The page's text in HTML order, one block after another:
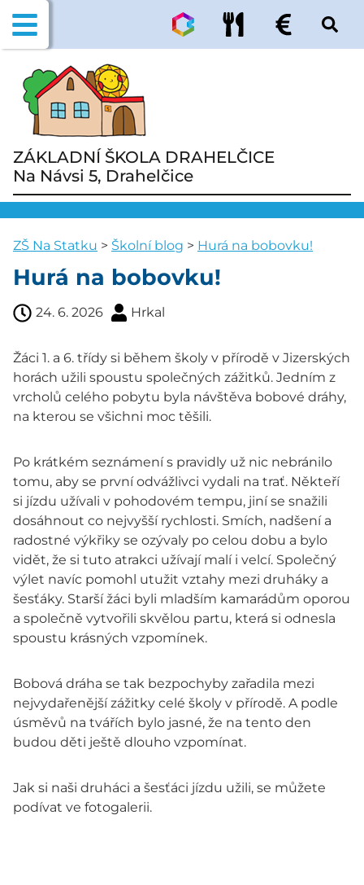
ZÁKLADNÍ ŠKOLA DRAHELČICE
Na Návsi 5, Drahelčice
ZŠ Na Statku > Školní blog > Hurá na bobovku!
Hurá na bobovku!
24. 6. 2026 Hrkal
Žáci 1. a 6. třídy si během školy v přírodě v Jizerských
horách užili spoustu společných zážitků. Jedním z
vrcholů celého pobytu byla návštěva bobové dráhy,
na kterou se všichni moc těšili.
Po krátkém seznámení s pravidly už nic nebránilo
tomu, aby se první odvážlivci vydali na trať. Někteří
si jízdu užívali v pohodovém tempu, jiní se snažili
dosáhnout co nejvyšší rychlosti. Smích, nadšení a
radostné výkřiky se ozývaly po celou dobu a bylo
vidět, že si tuto atrakci užívají malí i velcí. Společný
výlet navíc pomohl utužit vztahy mezi druháky a
šesťáky. Starší žáci byli mladším kamarádům oporou
a společně vytvořili skvělou partu, která si odnesla
spoustu krásných vzpomínek.
Bobová dráha se tak bezpochyby zařadila mezi
nejvydařenější zážitky celé školy v přírodě. A podle
úsměvů na tvářích bylo jasné, že na tento den
budou děti ještě dlouho vzpomínat.
Jak si naši druháci a šesťáci jízdu užili, se můžete
podívat ve fotogalerii.